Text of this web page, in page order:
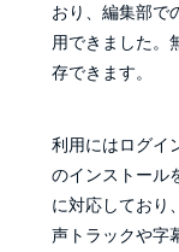
おり、編集部で
用できました。
存できます。
利用にはログイ
のインストール
に対応しており
声トラックや字